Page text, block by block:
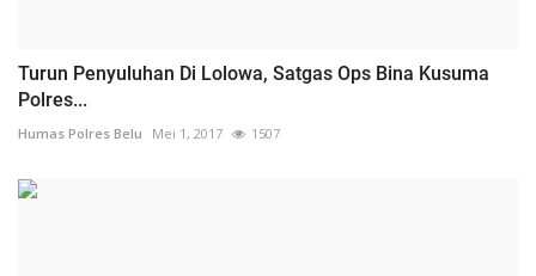
Turun Penyuluhan Di Lolowa, Satgas Ops Bina Kusuma
Polres...
Humas Polres Belu Mei 1, 2017 1507